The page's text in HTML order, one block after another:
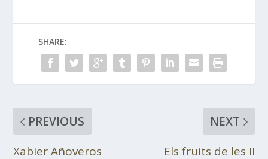
SHARE:
PREVIOUS
Xabier Añoveros
NEXT
Els fruits de les II